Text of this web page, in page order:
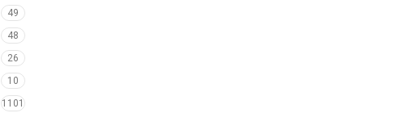
49
48
26
10
1101